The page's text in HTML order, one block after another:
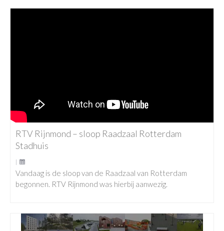
RTV Rijnmond – sloop Raadzaal Rotterdam
Stadhuis
Vandaag is de sloop van de Raadzaal van Rotterdam
begonnen. RTV Rijnmond was hierbij aanwezig.